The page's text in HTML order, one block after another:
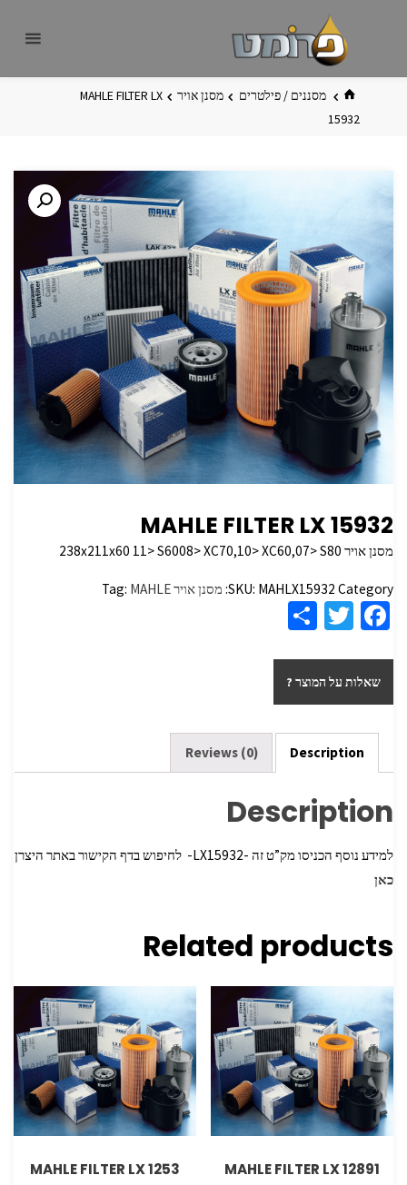
בית מסננים / פילטרים מסנן אויר
MAHLE FILTER LX
15932
MAHLE FILTER LX 15932
מסנן אויר 238x211x60 11> S6008> XC70,10> XC60,07> S80
SKU: MAHLX15932 Category: מסנן אויר Tag: MAHLE
Fa
b
o
o
k
T
tt
er
ar
e
שאלות על המוצר ?
Description
Reviews (0)
Description
למידע נוסף הכניסו מק”ט זה -LX15932- לחיפוש בדף הקישור באתר היצרן
כאן
Related products
MAHLE FILTER LX 12891
MAHLE FILTER LX 1253